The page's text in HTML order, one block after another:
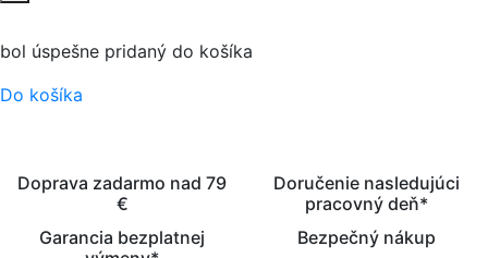
bol úspešne pridaný do košíka
Do košíka
Doprava zadarmo nad 79
€
Doručenie nasledujúci
pracovný deň*
Garancia bezplatnej
Bezpečný nákup